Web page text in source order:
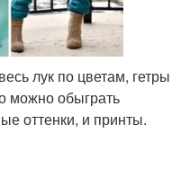
лук по цветам, гетры
можно обыграть
оттенки, и принты.